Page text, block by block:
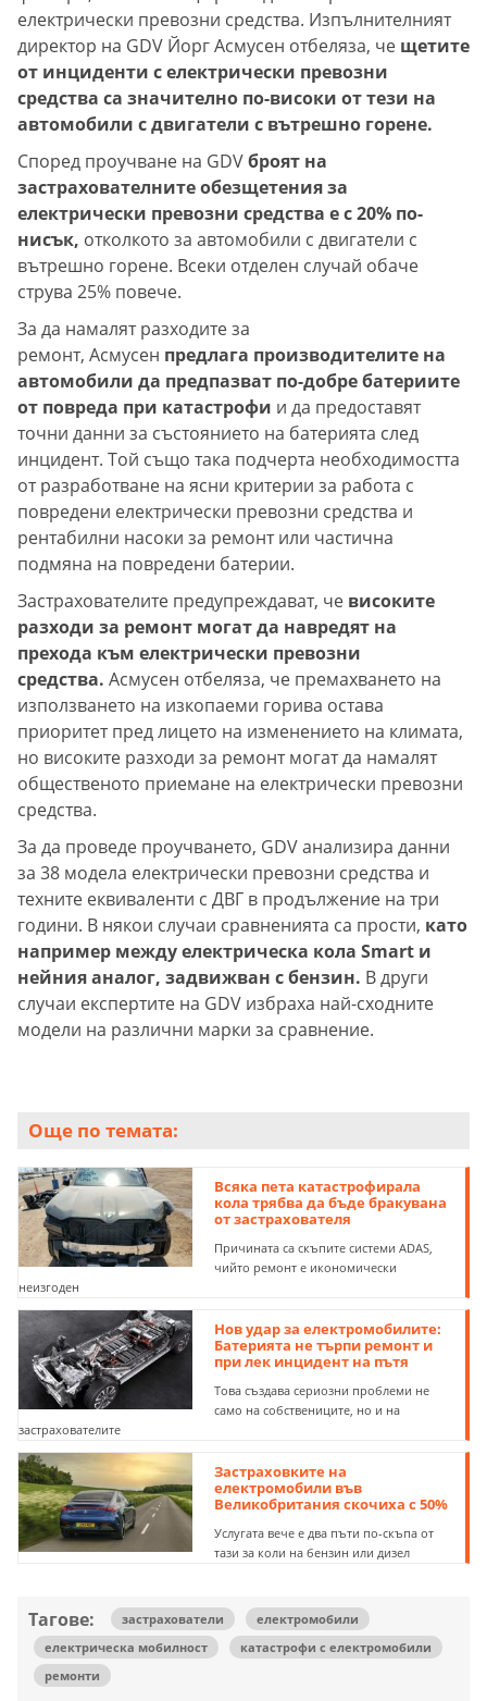
електрически превозни средства. Изпълнителният
директор на GDV Йорг Асмусен отбеляза, че щетите
от инциденти с електрически превозни
средства са значително по-високи от тези на
автомобили с двигатели с вътрешно горене.
Според проучване на GDVброят на
застрахователните обезщетения за
електрически превозни средства е с 20% по-
нисък, отколкото за автомобили с двигатели с
вътрешно горене. Всеки отделен случай обаче
струва 25% повече.
За да намалят разходите за
ремонт, Асмусен предлага производителите на
автомобили да предпазват по-добре батериите
от повреда при катастрофи и да предоставят
точни данни за състоянието на батерията след
инцидент. Той също така подчерта необходимостта
от разработване на ясни критерии за работа с
повредени електрически превозни средства и
рентабилни насоки за ремонт или частична
подмяна на повредени батерии.
Застрахователите предупреждават, че високите
разходи за ремонт могат да навредят на
прехода към електрически превозни
средства. Асмусен отбеляза, че премахването на
използването на изкопаеми горива остава
приоритет пред лицето на изменението на климата,
но високите разходи за ремонт могат да намалят
общественото приемане на електрически превозни
средства.
За да проведе проучването, GDV анализира данни
за 38 модела електрически превозни средства и
техните еквиваленти с ДВГ в продължение на три
години. В някои случаи сравненията са прости, като
например между електрическа кола Smart и
нейния аналог, задвижван с бензин. В други
случаи експертите на GDV избраха най-сходните
модели на различни марки за сравнение.
Още по темата:
Всяка пета катастрофирала
кола трябва да бъде бракувана
от застрахователя
Причината са скъпите системи ADAS,
чийто ремонт е икономически
неизгоден
Нов удар за електромобилите:
Батерията не търпи ремонт и
при лек инцидент на пътя
Това създава сериозни проблеми не
само на собствениците, но и на
застрахователите
Застраховките на
електромобили във
Великобритания скочиха с 50%
Услугата вече е два пъти по-скъпа от
тази за коли на бензин или дизел
Тагове: застрахователи
електромобили
електрическа мобилност
катастрофи с електромобили
ремонти